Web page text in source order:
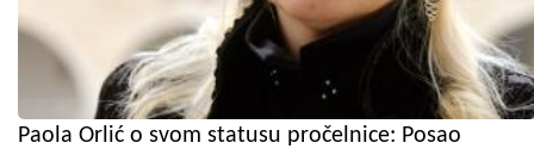
Paola Orlić o svom statusu pročelnice: Posao